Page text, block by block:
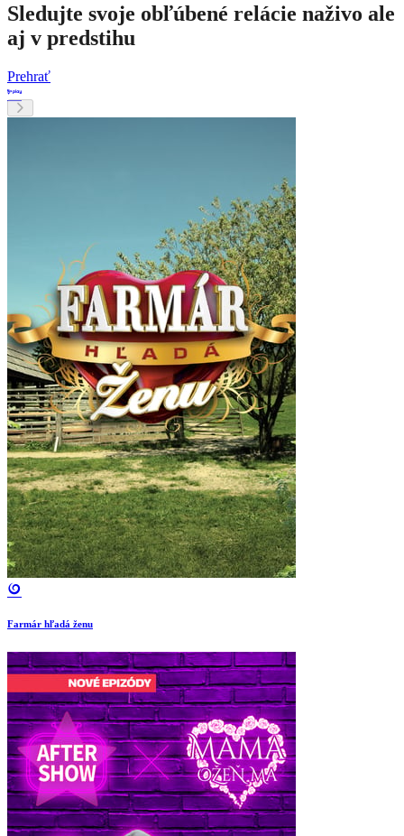
Sledujte svoje obľúbené relácie naživo ale
aj v predstihu
Prehrať
Farmár hľadá ženu